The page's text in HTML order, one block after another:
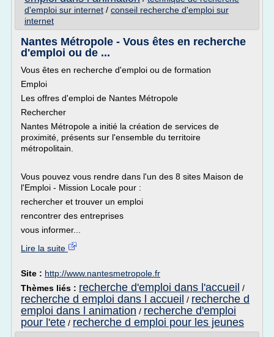
d'emploi sur internet / conseil recherche d'emploi sur
internet
Nantes Métropole - Vous êtes en recherche
d'emploi ou de ...
Vous êtes en recherche d'emploi ou de formation
Emploi
Les offres d'emploi de Nantes Métropole
Rechercher
Nantes Métropole a initié la création de services de
proximité, présents sur l'ensemble du territoire
métropolitain.
Vous pouvez vous rendre dans l'un des 8 sites Maison de
l'Emploi - Mission Locale pour :
rechercher et trouver un emploi
rencontrer des entreprises
vous informer...
Lire la suite
Site : http://www.nantesmetropole.fr
Thèmes liés : recherche d'emploi dans l'accueil /
recherche d emploi dans l accueil / recherche d
emploi dans l animation / recherche d'emploi
pour l'ete / recherche d emploi pour les jeunes